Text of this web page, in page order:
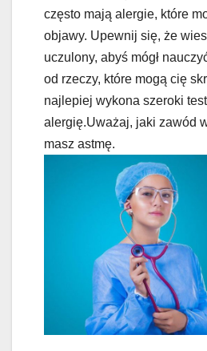
często mają alergie, które
objawy. Upewnij się, że
uczulony, abyś mógł
od rzeczy, które mogą cię
najlepiej wykona szeroki
alergię.Uważaj, jaki zawód
masz astmę.